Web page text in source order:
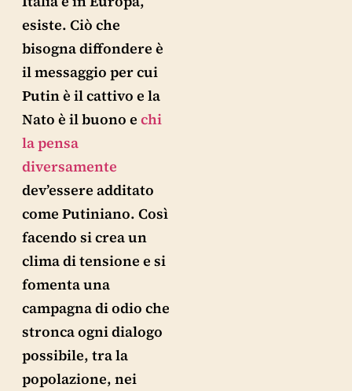
esiste. Ciò che
bisogna diffondere è
il messaggio per cui
Putin è il cattivo e la
Nato è il buono e chi
la pensa
diversamente
dev’essere additato
come Putiniano. Così
facendo si crea un
clima di tensione e si
fomenta una
campagna di odio che
stronca ogni dialogo
possibile, tra la
popolazione, nei